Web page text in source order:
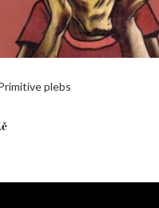
plebs